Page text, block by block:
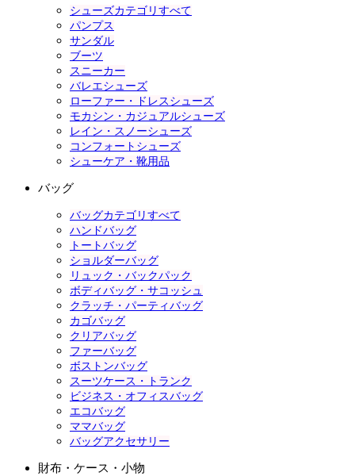
シューズカテゴリすべて
パンプス
サンダル
ブーツ
スニーカー
バレエシューズ
ローファー・ドレスシューズ
モカシン・カジュアルシューズ
レイン・スノーシューズ
コンフォートシューズ
シューケア・靴用品
バッグ
バッグカテゴリすべて
ハンドバッグ
トートバッグ
ショルダーバッグ
リュック・バックパック
ボディバッグ・サコッシュ
クラッチ・パーティバッグ
カゴバッグ
クリアバッグ
ファーバッグ
ボストンバッグ
スーツケース・トランク
ビジネス・オフィスバッグ
エコバッグ
ママバッグ
バッグアクセサリー
財布・ケース・小物